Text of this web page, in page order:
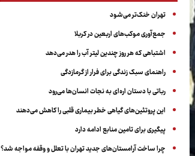
تهران خنک‌تر می‌شود
جمع‌آوری موکب‌های اربعین در کربلا
اشتباهی که هر روز چندین لیتر آب را هدر می‌دهد
راهنمای سبک زندگی برای فرار از گرمازدگی
رباتی با دستان اره‌ای به نجات انسان‌ها می‌رود
این پروتئین‌های گیاهی خطر بیماری قلبی را کاهش می‌دهند
پیگیری برای تامین منابع ادامه دارد
چرا ساخت آرامستان‌های جدید تهران با تعلل و وقفه مواجه شد؟